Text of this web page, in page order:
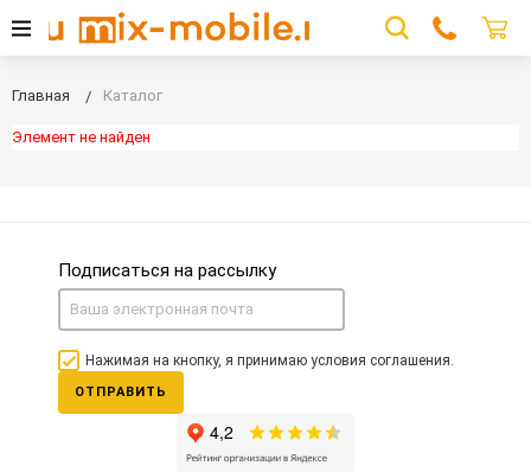
Главная Каталог
Элемент не найден
Подписаться на рассылку
Нажимая на кнопку, я принимаю условия соглашения.
ОТПРАВИТЬ